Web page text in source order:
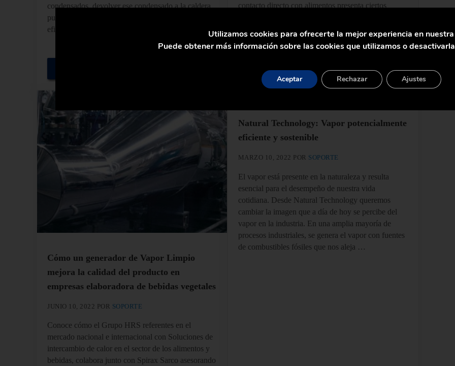
condensados, devolver ese condensado a la caldera
puede generar incrustaciones, corrosión, pérdidas de
eficiencia e incluso averías en equipos …
Control de la Contaminación de Condensados en Sistemas de Vapor Industrial
contacto directo con alimentos presenta ciertos
de manera adecuada para garantizar la seguridad
alimentaria. En este artículo, exploraremos …
Vapor Culinario en la Industria Alimentaria: Gestión de Riesgos
Cómo un generador de Vapor Limpio
mejora la calidad del producto en
empresas elaboradora de bebidas vegetales
JUNIO 10, 2022 POR SOPORTE
Conoce cómo el Grupo HRS referentes en el
mercado nacional e internacional con Soluciones de
intercambio de calor en el sector de los alimentos y
bebidas, colabora junto con Spirax Sarco asesorando
Natural Technology: Vapor potencialmente
eficiente y sostenible
MARZO 10, 2022 POR SOPORTE
El vapor está presente en la naturaleza y resulta
esencial para el desempeño de nuestra vida
cotidiana. Desde Natural Technology queremos
cambiar la imagen que a día de hoy se percibe del
vapor en la industria. En una amplia mayoría de
procesos industriales, se genera el vapor con fuentes
de combustibles fósiles que nos aleja …
Utilizamos cookies para ofrecerte la mejor experiencia en
Puede obtener más información sobre las cookies que utilizamos o
Aceptar Rechazar Ajustes